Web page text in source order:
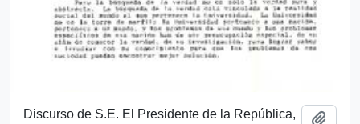
Discurso de S.E. El Presidente de la República,